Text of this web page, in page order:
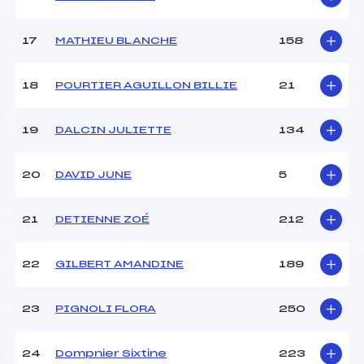
Pénalité appliquée :
17 MATHIEU BLANCHE 158
18 POURTIER AGUILLON BILLIE 21
19 DALCIN JULIETTE 134
20 DAVID JUNE 5
21 DETIENNE ZOÉ 212
22 GILBERT AMANDINE 189
23 PIGNOLI FLORA 250
24 Dompnier Sixtine 223